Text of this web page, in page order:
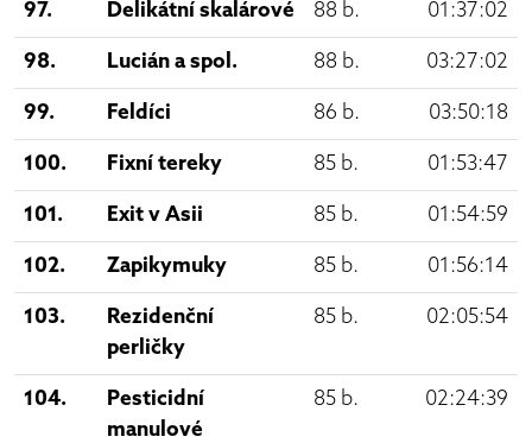
97. Delikátní skalárové 88 b. 01:37:02
98. Lucián a spol. 88 b. 03:27:02
99. Feldíci 86 b. 03:50:18
100. Fixní tereky 85 b. 01:53:47
101. Exit v Asii 85 b. 01:54:59
102. Zapikymuky 85 b. 01:56:14
103.
Rezidenční
perličky
85 b. 02:05:54
104.
Pesticidní
manulové
85 b. 02:24:39